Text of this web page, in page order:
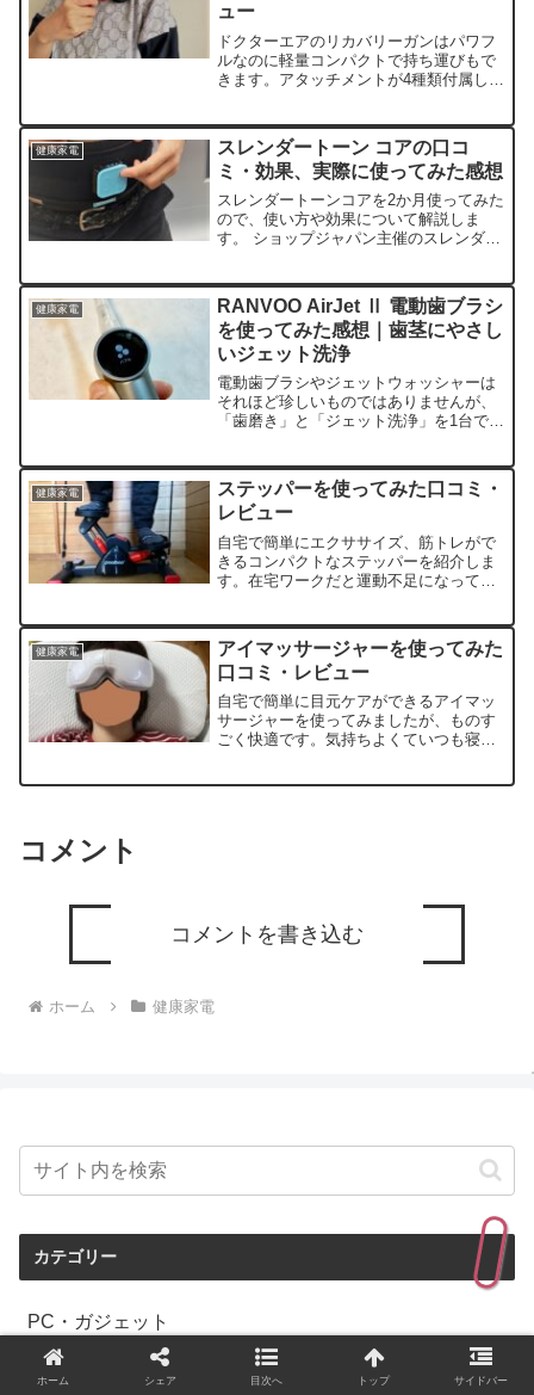
ュー
ドクターエアのリカバリーガンはパワフ
ルなのに軽量コンパクトで持ち運びもで
きます。アタッチメントが4種類付属して
です↓片手で持つ...
健康家電
スレンダートーン コアの口コ
ミ・効果、実際に使ってみた感想
スレンダートーンコアを2か月使ってみた
ので、使い方や効果について解説しま
す。 ショップジャパン主催のスレンダー
いても紹介します。
健康家電
RANVOO AirJet Ⅱ 電動歯ブラシ
を使ってみた感想｜歯茎にやさし
いジェット洗浄
電動歯ブラシやジェットウォッシャーは
それほど珍しいものではありませんが、
「歯磨き」と「ジェット洗浄」を1台で同
に...
健康家電
ステッパーを使ってみた口コミ・
レビュー
自宅で簡単にエクササイズ、筋トレがで
きるコンパクトなステッパーを紹介しま
す。在宅ワークだと運動不足になってし
て約2週間たちますが...
健康家電
アイマッサージャーを使ってみた
口コミ・レビュー
自宅で簡単に目元ケアができるアイマッ
サージャーを使ってみましたが、ものす
ごく快適です。気持ちよくていつも寝落
コメント
コメントを書き込む
ホーム 健康家電
カテゴリー
PC・ガジェット
キッチン家電
ホーム シェア 目次へ トップ サイドバー